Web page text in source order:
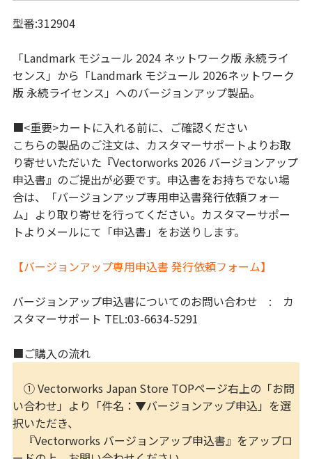
型番:312904
「Landmark モジュール 2024 ネットワーク版 永続ライ
センス」から「Landmark モジュール 2026ネットワーク
版 永続ライセンス」へのバージョンアップ製品。
■<重要>カートに入れる前に、ご確認ください
こちらの製品のご注文は、カスタマーサポートよりお取
り寄せいただいた『Vectorworks 2026 バージョンアップ
申込書』のご提出が必要です。申込書をお持ちでない場
合は、「バージョンアップ専用申込書発行依頼フォー
ム」より取り寄せを行ってください。カスタマーサポー
トよりメールにて「申込書」をお送りします。
【バージョンアップ専用申込書 発行依頼フォーム】
バージョンアップ申込書についてのお問い合わせ : カ
スタマーサポート TEL:03-6634-5291
■ご購入の流れ
① Vectorworks Japan Store TOPページ右上の「お問
い合わせ」より「件名：▼バージョンアップ申込」を選
択いただき、
『Vectorworks バージョンアップ申込書』をアップロ